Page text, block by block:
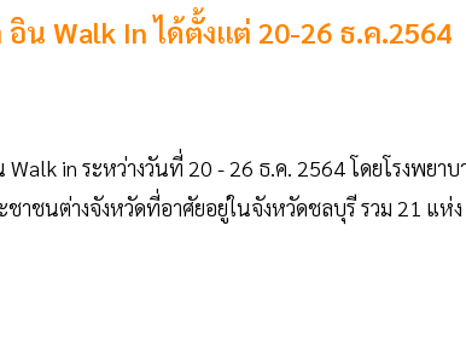
Walk In ได้ตั้งแต่ 20-26 ธ.ค.2564
in ระหว่างวันที่ 20 - 26 ธ.ค. 2564 โดยโรงพยาบ
าชนต่างจังหวัดที่อาศัยอยู่ในจังหวัดชลบุรี รวม 21 แห่ง